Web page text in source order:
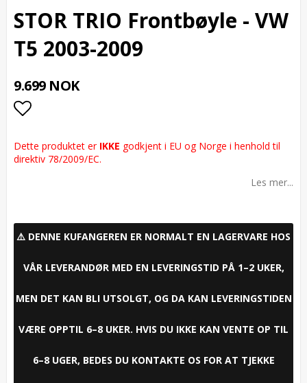
STOR TRIO Frontbøyle - VW
T5 2003-2009
9.699 NOK
Add to list of favorites
Dette produktet er IKKE godkjent i EU og Norge i henhold til
direktiv 78/2009/EC.
Les mer...
⚠️ DENNE KUFANGEREN ER NORMALT EN LAGERVARE HOS
VÅR LEVERANDØR MED EN LEVERINGSTID PÅ 1–2 UKER,
MEN DET KAN BLI UTSOLGT, OG DA KAN LEVERINGSTIDEN
VÆRE OPPTIL 6–8 UKER. HVIS DU IKKE KAN VENTE OP TIL
6–8 UGER, BEDES DU KONTAKTE OS FOR AT TJEKKE